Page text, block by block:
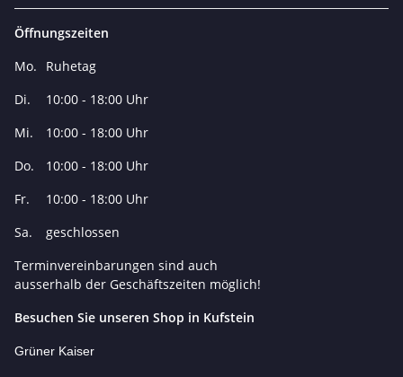
Öffnungszeiten
Mo.
Ruhetag
Di.
10:00 - 18:00 Uhr
Mi.
10:00 - 18:00 Uhr
Do.
10:00 - 18:00 Uhr
Fr.
10:00 - 18:00 Uhr
Sa.
geschlossen
Terminvereinbarungen sind auch
ausserhalb der Geschäftszeiten möglich!
Besuchen Sie unseren Shop in Kufstein
Grüner Kaiser